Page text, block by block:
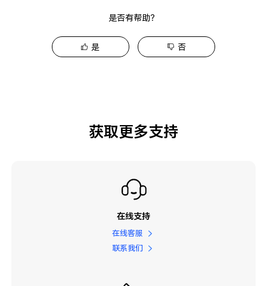
是否有帮助？
是 否
获取更多支持
在线支持
在线客服
联系我们